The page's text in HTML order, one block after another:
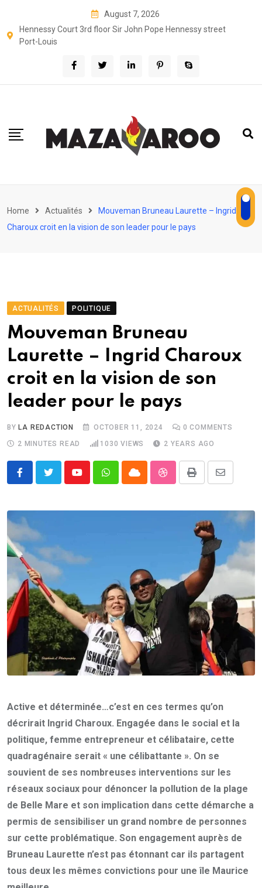
content
August 7, 2026
Hennessy Court 3rd floor Sir John Pope Hennessy street
Port-Louis
Home Actualités
Mouveman Bruneau Laurette – Ingrid
Charoux croit en la vision de son leader pour le pays
ACTUALITÉS POLITIQUE
Mouveman Bruneau
Laurette – Ingrid Charoux
croit en la vision de son
leader pour le pays
BYLA REDACTION OCTOBER 11, 2024 0 COMMENTS
2 MINUTES READ
1030 VIEWS 2 YEARS AGO
YoutubeWhatsappCloud StumbleUpon
Print
Share
Email
Active et déterminée…c’est en ces termes qu’on
décrirait Ingrid Charoux. Engagée dans le social et la
politique, femme entrepreneur et célibataire, cette
quadragénaire serait « une célibattante ». On se
souvient de ses nombreuses interventions sur les
réseaux sociaux pour dénoncer la pollution de la plage
de Belle Mare et son implication dans cette démarche a
permis de sensibiliser un grand nombre de personnes
sur cette problématique. Son engagement auprès de
Bruneau Laurette n’est pas étonnant car ils partagent
tous deux les mêmes convictions pour une île Maurice